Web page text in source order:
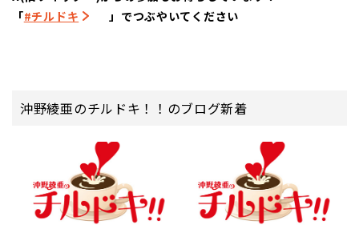
「#チルドキ 」でつぶやいてください
沖野綾亜のチルドキ！！のブログ新着